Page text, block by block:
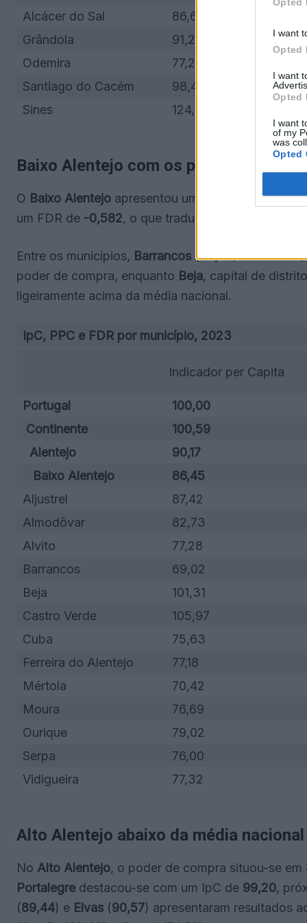
I want
Opted
I want
Opted
I want
of my
was
Opted
Alcácer do Sal
86,60
Grândola
91,20
Odemira
77,26
Santiago do Cacém
98,48
Sines
124,22
Baixo Alentejo com os piores
O Baixo Alentejo apresentou um IpC de 86,45, o
um FDR de -0,582, o que traduz menor dinamismo
Entre os municípios, Barrancos (69,02) eMértola(
poder de compra, enquanto Beja, capital de
ligeiramente acima da média nacional.
IpC, PPC e FDR por município, 2023
Indicador per Capita
Portugal
100,00
Continente
100,59
Alentejo
90,17
Baixo Alentejo
86,45
Aljustrel
87,42
Almodôvar
82,73
Alvito
77,28
Barrancos
69,02
Beja
101,31
Castro Verde
105,97
Cuba
75,63
Ferreira do Alentejo
77,18
Mértola
70,42
Moura
76,69
Ourique
79,02
Serpa
76,00
Vidigueira
77,32
Alto Alentejo abaixo da média nacional
No Alto Alentejo, o poder de compra situou-se em
Portalegre destacou-se com um IpC de 99,20,
(89,44) e Elvas (90,57) apresentaram resultados